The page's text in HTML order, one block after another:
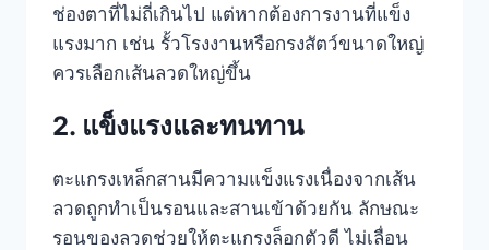
ช่องตาที่ไม่ถี่เกินไป แต่หากต้องการงานที่แข็ง
แรงมาก เช่น รั้วโรงงานหรือกรงสัตว์ขนาดใหญ่
ควรเลือกเส้นลวดใหญ่ขึ้น
2. แข็งแรงและทนทาน
ตะแกรงเหล็กสานมีความแข็งแรงเนื่องจากเส้น
ลวดถูกทำเป็นรอนและสานเข้าด้วยกัน ลักษณะ
รอนของลวดช่วยให้ตะแกรงล็อกตัวดี ไม่เลื่อน